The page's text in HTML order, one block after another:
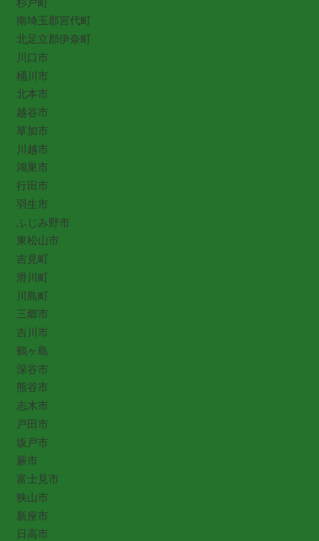
南埼玉郡宮代町
北足立郡伊奈町
川口市
桶川市
北本市
越谷市
草加市
川越市
鴻巣市
行田市
羽生市
ふじみ野市
東松山市
吉見町
滑川町
川島町
三郷市
吉川市
鶴ヶ島
深谷市
熊谷市
志木市
戸田市
坂戸市
蕨市
富士見市
狭山市
新座市
日高市